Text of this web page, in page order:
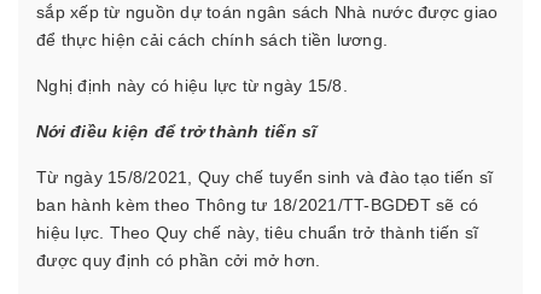
sắp xếp từ nguồn dự toán ngân sách Nhà nước được giao
để thực hiện cải cách chính sách tiền lương.
Nghị định này có hiệu lực từ ngày 15/8.
Nới điều kiện để trở thành tiến sĩ
Từ ngày 15/8/2021, Quy chế tuyển sinh và đào tạo tiến sĩ
ban hành kèm theo Thông tư 18/2021/TT-BGDĐT sẽ có
hiệu lực. Theo Quy chế này, tiêu chuẩn trở thành tiến sĩ
được quy định có phần cởi mở hơn.